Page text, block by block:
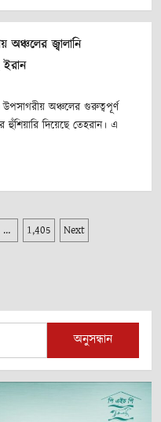
অঞ্চলের জ্বালানি
উপসাগরীয় অঞ্চলের গুরুত্বপূর্ণ
হুঁশিয়ারি দিয়েছে তেহরান। এ
… 1,405 Next